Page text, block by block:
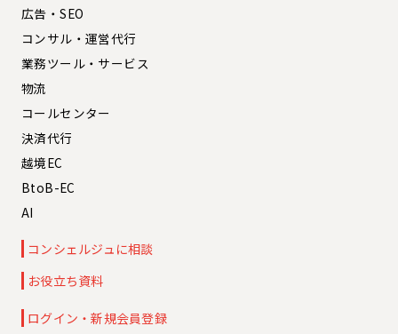
広告・SEO
コンサル・運営代行
業務ツール・サービス
物流
コールセンター
決済代行
越境EC
BtoB-EC
AI
コンシェルジュに相談
お役立ち資料
ログイン・新規会員登録